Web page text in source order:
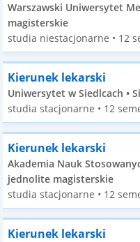
Warszawski Uniwersytet
magisterskie
studia niestacjonarne • 12
Kierunek lekarski
Uniwersytet w Siedlcach •
studia stacjonarne • 12
Kierunek lekarski
Akademia Nauk
jednolite magisterskie
studia stacjonarne • 12
Kierunek lekarski